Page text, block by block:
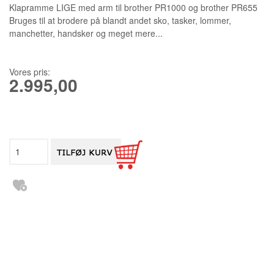
Klapramme LIGE med arm til brother PR1000 og brother PR655
Bruges til at brodere på blandt andet sko, tasker, lommer,
manchetter, handsker og meget mere...
Vores pris:
2.995,00